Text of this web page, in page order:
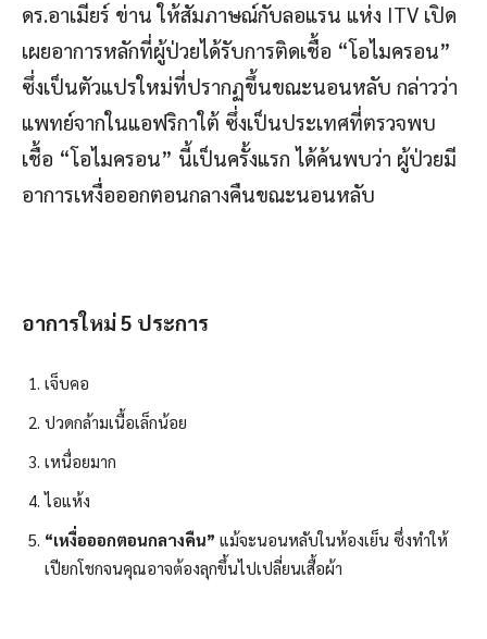
ดร.อาเมียร์ ข่าน ให้สัมภาษณ์กับลอแรน แห่ง ITV เปิด
เผยอาการหลักที่ผู้ป่วยได้รับการติดเชื้อ “โอไมครอน”
ซึ่งเป็นตัวแปรใหม่ที่ปรากฏขึ้นขณะนอนหลับ กล่าวว่า
แพทย์จากในแอฟริกาใต้ ซึ่งเป็นประเทศที่ตรวจพบ
เชื้อ “โอไมครอน” นี้เป็นครั้งแรก ได้ค้นพบว่า ผู้ป่วยมี
อาการเหงื่อออกตอนกลางคืนขณะนอนหลับ
อาการใหม่ 5 ประการ
เจ็บคอ
ปวดกล้ามเนื้อเล็กน้อย
เหนื่อยมาก
ไอแห้ง
“เหงื่อออกตอนกลางคืน” แม้จะนอนหลับในห้องเย็น ซึ่งทำให้
เปียกโชกจนคุณอาจต้องลุกขึ้นไปเปลี่ยนเสื้อผ้า